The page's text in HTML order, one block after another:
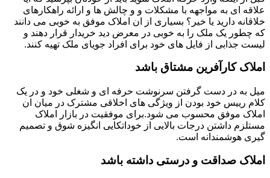
علاقه ای به مواجهه با مشکلات و و چالش ها و ارائه راهکارهای
خلاقانه دارید یا خیر؟ بسیاری از ان املاک موفق به خوبی می دانند
که چطور یک ملک را به خوبی در معرض دید خریدار قرار دهند و
لیست جذابی از فایل های خود برای افراد جویای ملک تهیه کنند.
املاک کارآفرین مشتاق باشد
میل به در دست گرفتن سرنوشت حرفه ای و شغلی خود و در یک
کلام رییس خود بودن از ویژگی های اخلاقی مشترک در میان ان
املاک موفق محسوب می شود.برای موفقیت در بازار املاک
مستلزم داشتن درجات بالایی از خوداتکایی انگیزه شوق و تصمیم
گیری هوشمندانه است.
املاک صداقت و درستی داشته باشد